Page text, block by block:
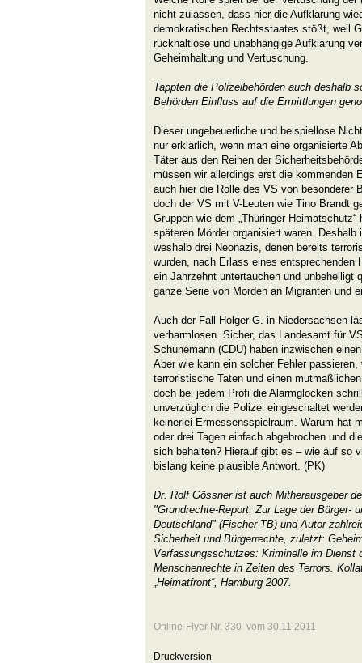
nicht zulassen, dass hier die Aufklärung
demokratischen Rechtsstaates stößt, weil
rückhaltlose und unabhängige Aufklärung
Geheimhaltung und Vertuschung.
Tappten die Polizeibehörden auch deshalb
Behörden Einfluss auf die Ermittlungen
Dieser ungeheuerliche und beispiellose
nur erklärlich, wenn man eine organisierte
Täter aus den Reihen der
müssen wir allerdings erst die kommenden
auch hier die Rolle des VS von besonderer
doch der VS mit V-Leuten wie Tino Brandt
Gruppen wie dem „Thüringer
späteren Mörder organisiert waren.
weshalb drei Neonazis, denen bereits
wurden, nach Erlass eines entsprechenden
ein Jahrzehnt untertauchen und unbehelligt
ganze Serie von Morden an Migranten und
Auch der Fall Holger G. in Niedersachsen
verharmlosen. Sicher, das Landesamt für
Schünemann (CDU) haben inzwischen
Aber wie kann ein solcher Fehler
terroristische Taten und einen
doch bei jedem Profi die Alarmglocken
unverzüglich die Polizei eingeschaltet
keinerlei Ermessensspielraum. Warum hat
oder drei Tagen einfach abgebrochen und
sich behalten? Hierauf gibt es – wie auf so
bislang keine plausible Antwort. (PK)
Dr. Rolf Gössner ist auch Mitherausgeber
"Grundrechte-Report. Zur Lage der Bürger-
Deutschland" (Fischer-TB) und Autor
Sicherheit und Bürgerrechte, zuletzt:
Verfassungsschutzes: Kriminelle im Dienst
Menschenrechte in Zeiten des Terrors.
„Heimatfront“, Hamburg 2007.
Online-Flyer Nr. 330 vom 30.11.2011
Druckversion